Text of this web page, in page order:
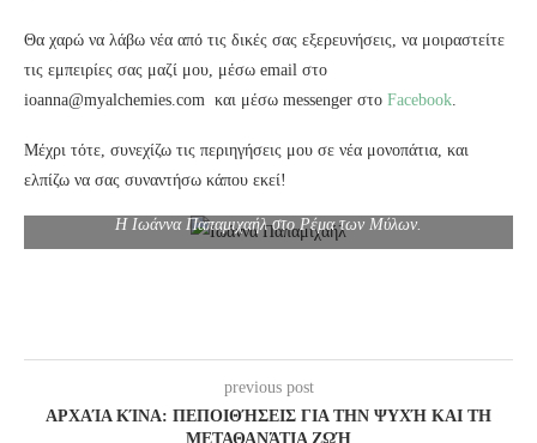
Θα χαρώ να λάβω νέα από τις δικές σας εξερευνήσεις, να μοιραστείτε
τις εμπειρίες σας μαζί μου, μέσω email στο
ioanna@myalchemies.com και μέσω messenger στο Facebook.
Μέχρι τότε, συνεχίζω τις περιηγήσεις μου σε νέα μονοπάτια, και
ελπίζω να σας συναντήσω κάπου εκεί!
Η Ιωάννα Παπαμιχαήλ στο Ρέμα των Μύλων.
previous post
ΑΡΧΑΊΑ ΚΊΝΑ: ΠΕΠΟΙΘΉΣΕΙΣ ΓΙΑ ΤΗΝ ΨΥΧΉ ΚΑΙ ΤΗ
ΜΕΤΑΘΑΝΆΤΙΑ ΖΩΉ